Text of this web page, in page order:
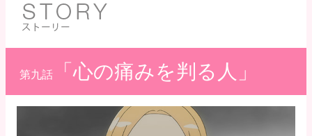
第九話 「心の痛みを判る人」